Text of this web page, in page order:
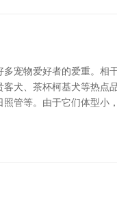
宠物爱好者的爱重。
犬、茶杯柯基犬等热
管等。由于它们体型小